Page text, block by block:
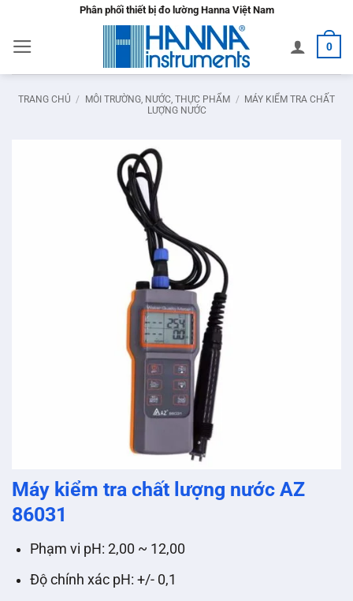
nội
dung
Phân phối thiết bị đo lường Hanna Việt Nam
0
TRANG CHỦ / MÔI TRƯỜNG, NƯỚC, THỰC PHẨM / MÁY KIỂM TRA CHẤT
LƯỢNG NƯỚC
Máy kiểm tra chất lượng nước AZ
86031
Phạm vi pH: 2,00 ~ 12,00
Độ chính xác pH: +/- 0,1